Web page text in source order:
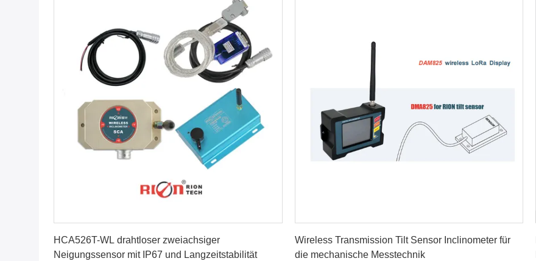
HCA526T-WL drahtloser zweiachsiger
Neigungssensor mit IP67 und Langzeitstabilität
Wireless Transmission Tilt Sensor Inclinometer für
die mechanische Messtechnik